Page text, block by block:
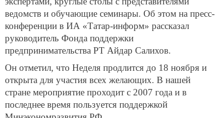
ведомств и обучающие семинары. Об этом на пресс-
конференции в ИА «Татар-информ» рассказал
руководитель Фонда поддержки
предпринимательства РТ Айдар Салихов.
Он отметил, что Неделя продлится до 18 ноября и
открыта для участия всех желающих. В нашей
стране мероприятие проходит с 2007 года и в
последнее время пользуется поддержкой